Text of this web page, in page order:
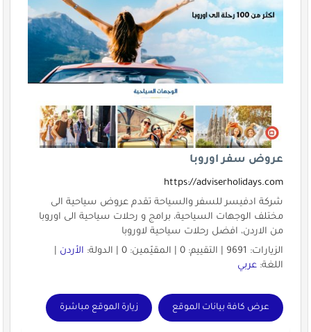
عروض سفر اوروبا
https://adviserholidays.com
شركة ادفيسر للسفر والسياحة تقدم عروض سياحية الى
مختلف الوجهات السياحية، برامج و رحلات سياحية الى اوروبا
من الاردن، افضل رحلات سياحية لاوروبا
الزيارات: 9691 | التقييم: 0 | المقيّمين: 0 | الدولة:
الأردن|
اللغة: عربي
عرض كافة بيانات الموقع زيارة الموقع مباشرة